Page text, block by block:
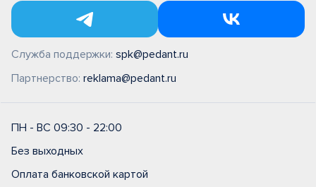
Служба поддержки: spk@pedant.ru
Партнерство: reklama@pedant.ru
ПН - ВС 09:30 - 22:00
Без выходных
Оплата банковской картой